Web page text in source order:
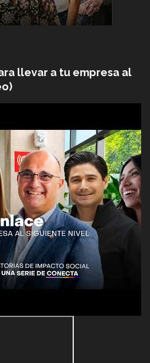
llevar a tu empresa al